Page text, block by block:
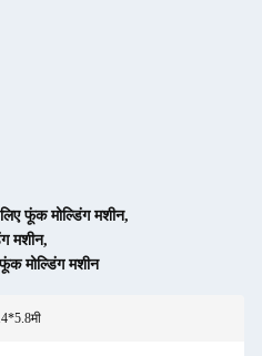
फूंक मोल्डिंग मशीन,
मशीन,
मोल्डिंग मशीन